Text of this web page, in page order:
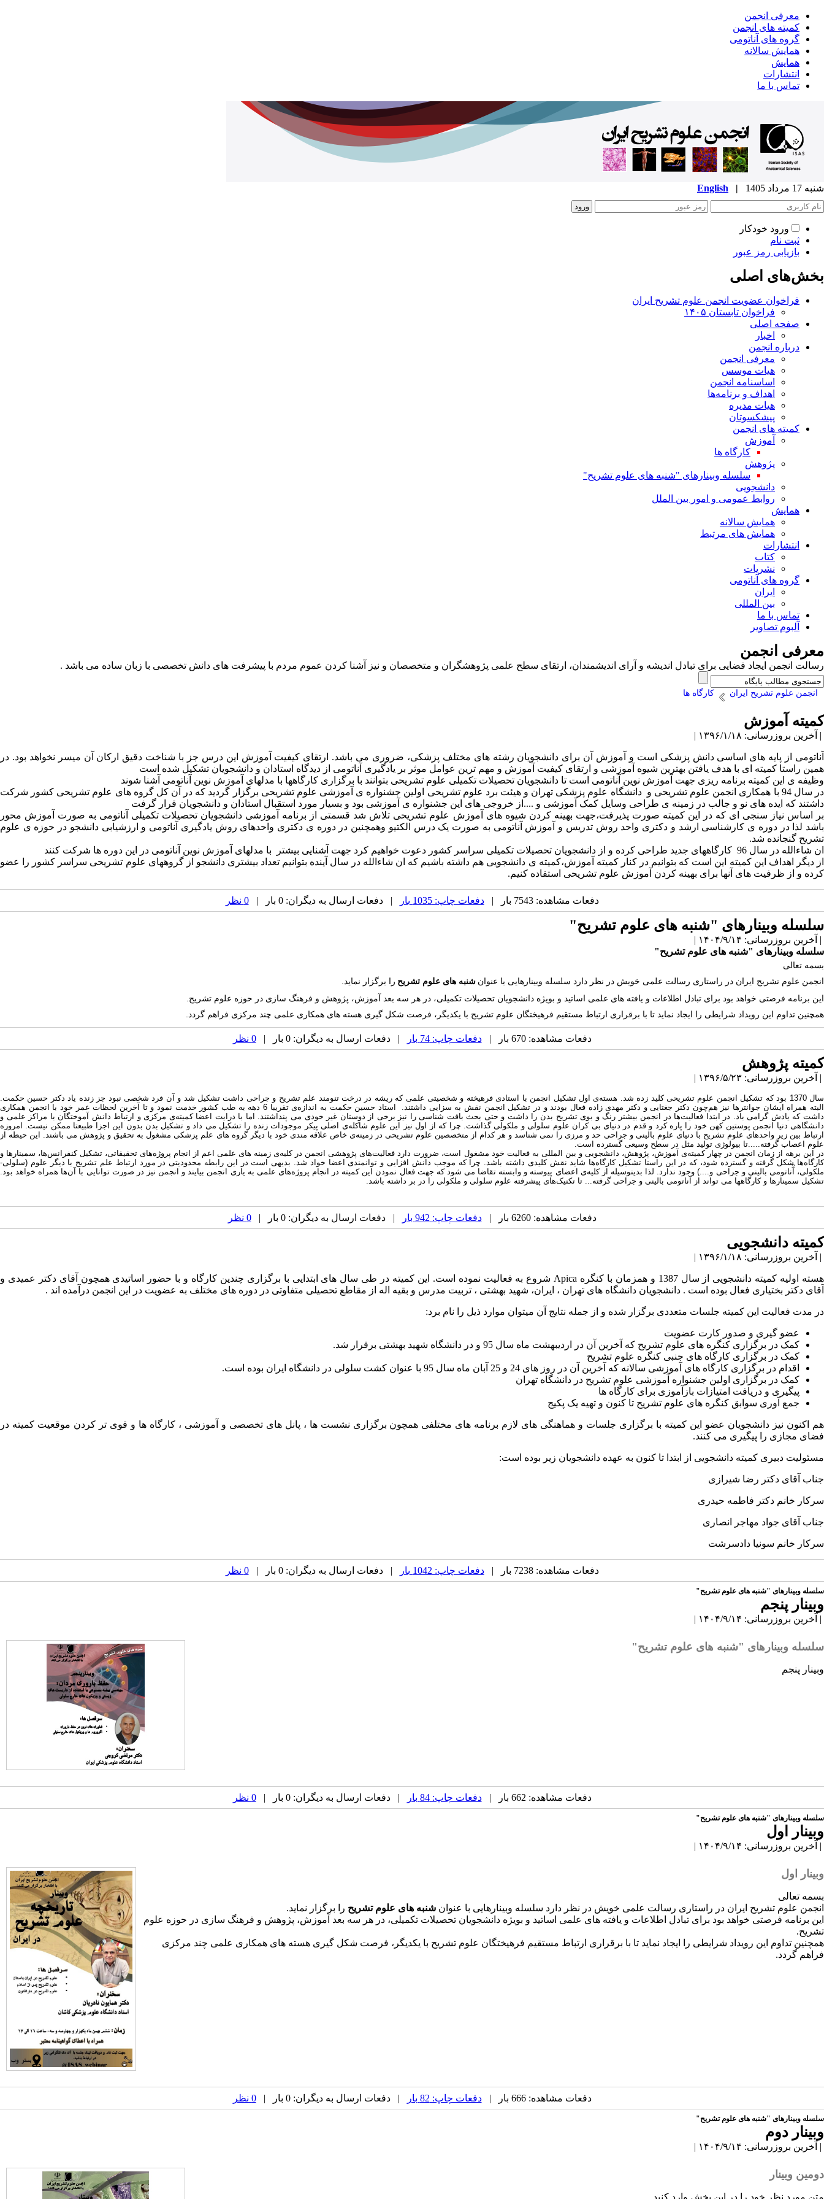
معرفی انجمن
کمیته های انجمن
گروه های آناتومی
همایش سالانه
همایش
انتشارات
تماس با ما
شنبه 17 مرداد 1405 |
English
ورود خودکار
ثبت نام
بازیابی رمز عبور
بخش‌های اصلی
فراخوان عضویت انجمن علوم تشریح ایران
فراخوان تابستان ۱۴۰۵
صفحه اصلی
اخبار
درباره انجمن
معرفی انجمن
هیات موسس
اساسنامه انجمن
اهداف و برنامه‌ها
هیات مدیره
پیشکسوتان
کمیته های انجمن
آموزش
کارگاه ها
پژوهش
سلسله وبینارهای "شنبه های علوم تشریح"
دانشجویی
روابط عمومی و امور بین الملل
همایش
همایش سالانه
همایش های مرتبط
انتشارات
کتاب
نشریات
گروه های آناتومی
ایران
بین المللی
تماس با ما
آلبوم تصاویر
معرفی انجمن
رسالت انجمن ایجاد فضایی برای تبادل اندیشه و آرای اندیشمندان، ارتقای سطح علمی پژوهشگران و متخصصان و نیز آشنا کردن عموم مردم با پیشرفت های دانش تخصصی با زبان ساده می باشد .
انجمن علوم تشریح ایران کارگاه ها
کمیته آموزش
| آخرین بروزرسانی: ۱۳۹۶/۱/۱۸ |
آناتومی از پایه های اساسی دانش پزشکی است و آموزش آن برای دانشجویان رشته های مختلف پزشکی، ضروری می باشد. ارتقای کیفیت آموزش این درس جز با شناخت دقیق ارکان آن میسر نخواهد بود. در
همین راستا کمیته ای با هدف یافتن بهترین شیوه آموزشی و ارتقای کیفیت آموزش و مهم ترین عوامل موثر بر یادگیری آناتومی از دیدگاه استادان و دانشجویان تشکیل شده است
وظیفه ی این کمیته برنامه ریزی جهت آموزش نوین آناتومی است تا دانشجویان تحصیلات تکمیلی علوم تشریحی بتوانند با برگزاری کارگاهها با مدلهای آموزش نوین آناتومی آشنا شوند
در سال 94 با همکاری انجمن علوم تشریحی و دانشگاه علوم پزشکی تهران و هیئت برد علوم تشریحی اولین جشنواره ی آموزشی علوم تشریحی برگزار گردید که در آن کل گروه های علوم تشریحی کشور شرکت
داشتند که ایده های نو و جالب در زمینه ی طراحی وسایل کمک آموزشی و ....از خروجی های این جشنواره ی آموزشی بود و بسیار مورد استقبال استادان و دانشجویان قرار گرفت
بر اساس نیاز سنجی ای که در این کمیته صورت پذیرفت،جهت بهینه کردن شیوه های آموزش علوم تشریحی تلاش شد قسمتی از برنامه آموزشی دانشجویان تحصیلات تکمیلی آناتومی به صورت آموزش محور
باشد لذا در دوره ی کارشناسی ارشد و دکتری واحد روش تدریس و آموزش آناتومی به صورت یک درس الکتیو وهمچنین در دوره ی دکتری واحدهای روش یادگیری آناتومی و ارزشیابی دانشجو در حوزه ی علوم
تشریح گنجانده شد.
ان شاءالله در سال 96 کارگاههای جدید طراحی کرده و از دانشجویان تحصیلات تکمیلی سراسر کشور دعوت خواهیم کرد جهت آشنایی بیشتر با مدلهای آموزش نوین آناتومی در این دوره ها شرکت کنند
از دیگر اهداف این کمیته این است که بتوانیم در کنار کمیته آموزش،کمیته ی دانشجویی هم داشته باشیم که ان شاءالله در سال آینده بتوانیم تعداد بیشتری دانشجو از گروههای علوم تشریحی سراسر کشور را عضو
کرده و از ظرفیت های آنها برای بهینه کردن آموزش علوم تشریحی استفاده کنیم.
دفعات مشاهده: 7543 بار | دفعات چاپ: 1035 بار | دفعات ارسال به دیگران: 0 بار | 0 نظر
سلسله وبینارهای "شنبه های علوم تشریح"
| آخرین بروزرسانی: ۱۴۰۴/۹/۱۴ |
سلسله وبینارهای "شنبه های علوم تشریح"
بسمه تعالی
انجمن علوم تشریح ایران در راستاری رسالت علمی خویش در نظر دارد سلسله وبینارهایی با عنوان شنبه های علوم تشریح را برگزار نماید
این برنامه فرصتی خواهد بود برای تبادل اطلاعات و یافته های علمی اساتید و بویژه دانشجویان تحصیلات تکمیلی، در هر سه بعد آموزش، پژوهش و فرهنگ سازی در حوزه علوم تشریح
همچنین تداوم این رویداد شرایطی را ایجاد نماید تا با برقراری ارتباط مستقیم فرهیختگان علوم تشریح با یکدیگر، فرصت شکل گیری هسته های همکاری علمی چند مرکزی فراهم گردد
دفعات مشاهده: 670 بار | دفعات چاپ: 74 بار | دفعات ارسال به دیگران: 0 بار | 0 نظر
کمیته پژوهش
| آخرین بروزرسانی: ۱۳۹۶/۵/۲۳ |
سال 1370 بود که تشکیل انجمن علوم تشریحی کلید زده شد. هسته‌ی اول تشکیل انجمن با استادی فرهیخته و شخصیتی علمی که ریشه در درخت تنومند علم تشریح و جراحی داشت تشکیل شد و آن فرد شخصی نبود جز زنده یاد دکتر حسین حکمت.
البته همراه ایشان جوانترها نیز هم‌چون دکتر جغتایی و دکتر مهدی زاده فعال بودند و در تشکیل انجمن نقش به سزایی داشتند. استاد حسین حکمت به اندازه‌ی تقریبا 6 دهه به طب کشور خدمت نمود و تا آخرین لحظات عمر خود با انجمن همکاری
داشت که یادش گرامی باد. در ابتدا فعالیت‌ها در انجمن بیشتر رنگ و بوی تشریح بدن را داشت و حتی بحث بافت شناسی را نیز برخی از دوستان غیر خودی می پنداشتند. اما با درایت اعضا کمیته‌ی مرکزی و ارتباط دانش آموختگان با مراکز علمی و
دانشگاهی دنیا انجمن پوستین کهن خود را پاره کرد و قدم در دنیای بی کران علوم سلولی و ملکولی گذاشت. چرا که از اول نیز این علوم شاکله‌ی اصلی پیکر موجودات زنده را تشکیل می داد و تشکیل بدن بدون این اجزا طبیعتا ممکن نیست. امروزه
ارتباط بین زیر واحدهای علوم تشریح با دنیای علوم بالینی و جراحی حد و مرزی را نمی شناسد و هر کدام از متخصصین علوم تشریحی در زمینه‌ی خاص علاقه مندی خود با دیگر گروه های علم پزشکی مشغول به تحقیق و پژوهش می باشند. این حیطه از
علوم اعصاب گرفته.....تا بیولوژی تولید مثل در سطح وسیعی گسترده است.
در این برهه از زمان انجمن در چهار کمیته‌ی آموزش، پژوهش، دانشجویی و بین المللی به فعالیت خود مشغول است، ضرورت دارد فعالیت‌های پژوهشی انجمن در کلیه‌ی زمینه های علمی اعم از انجام پروژه‌های تحقیقاتی، تشکیل کنفرانس‌ها، سمینارها و
کارگاه‌ها شکل گرفته و گسترده شود، که در این راستا تشکیل کارگاه‌ها شاید نقش کلیدی داشته باشد. چرا که موجب دانش افزایی و توانمندی اعضا خواد شد. بدیهی است در این رابطه محدودیتی در مورد ارتباط علم تشریح با دیگر علوم (سلولی-
ملکولی، آْناتومی بالینی و جراحی و....) وجود ندارد. لذا بدینوسیله از کلیه‌ی اعضای پیوسته و وابسته تقاضا می شود که جهت فعال نمودن این کمیته در انجام پروژه‌های علمی به یاری انجمن بیایند و انجمن نیز در صورت توانایی با آن‌ها همراه خواهد بود.
تشکیل سمینارها و کارگاهها می تواند از آناتومی بالینی و جراحی گرفته... تا تکنیک‌های پیشرفته علوم سلولی و ملکولی را در بر داشته باشد.
دفعات مشاهده: 6260 بار | دفعات چاپ: 942 بار | دفعات ارسال به دیگران: 0 بار | 0 نظر
کمیته دانشجویی
| آخرین بروزرسانی: ۱۳۹۶/۱/۱۸ |
هسته اولیه کمیته دانشجویی از سال 1387 و همزمان با کنگره Apica شروع به فعالیت نموده است. این کمیته در طی سال های ابتدایی با برگزاری چندین کارگاه و با حضور اساتیدی همچون آقای دکتر عمیدی و
آقای دکتر بختیاری فعال بوده است . دانشجویان دانشگاه های تهران ، ایران، شهید بهشتی ، تربیت مدرس و بقیه اله از مقاطع تحصیلی متفاوتی در دوره های مختلف به عضویت در این انجمن درآمده اند .
در مدت فعالیت این کمیته جلسات متعددی برگزار شده و از جمله نتایج آن میتوان موارد ذیل را نام برد:
عضو گیری و صدور کارت عضویت
کمک در برگزاری کنگره های علوم تشریح که آخرین آن در اردیبهشت ماه سال 95 و در دانشگاه شهید بهشتی برقرار شد.
کمک در برگزاری کارگاه های جنبی کنگره علوم تشریح
اقدام در برگزاری کارگاه های آموزشی سالانه که آخرین آن در روز های 24 و 25 آبان ماه سال 95 با عنوان کشت سلولی در دانشگاه ایران بوده است.
کمک در برگزاری اولین جشنواره آموزشی علوم تشریح در دانشگاه تهران
پیگیری و دریافت امتیازات بازآموزی برای کارگاه ها
جمع آوری سوابق کنگره های علوم تشریح تا کنون و تهیه یک پکیج
هم اکنون نیز دانشجویان عضو این کمیته با برگزاری جلسات و هماهنگی های لازم برنامه های مختلفی همچون برگزاری نشست ها ، پانل های تخصصی و آموزشی ، کارگاه ها و قوی تر کردن موقعیت کمیته در
فضای مجازی را پیگیری می کنند.
مسئولیت دبیری کمیته دانشجویی از ابتدا تا کنون به عهده دانشجویان زیر بوده است:
جناب آقای دکتر رضا شیرازی
سرکار خانم دکتر فاطمه حیدری
جناب آقای جواد مهاجر انصاری
سرکار خانم سونیا دادسرشت
دفعات مشاهده: 7238 بار | دفعات چاپ: 1042 بار | دفعات ارسال به دیگران: 0 بار | 0 نظر
سلسله وبینارهای "شنبه های علوم تشریح"
وبینار پنجم
| آخرین بروزرسانی: ۱۴۰۴/۹/۱۴ |
سلسله وبینارهای "شنبه های علوم تشریح"
وبینار پنجم
دفعات مشاهده: 662 بار | دفعات چاپ: 84 بار | دفعات ارسال به دیگران: 0 بار | 0 نظر
سلسله وبینارهای "شنبه های علوم تشریح"
وبینار اول
| آخرین بروزرسانی: ۱۴۰۴/۹/۱۴ |
وبینار اول
بسمه تعالی
انجمن علوم تشریح ایران در راستاری رسالت علمی خویش در نظر دارد سلسله وبینارهایی با عنوان شنبه های علوم تشریح را برگزار نماید.
این برنامه فرصتی خواهد بود برای تبادل اطلاعات و یافته های علمی اساتید و بویژه دانشجویان تحصیلات تکمیلی، در هر سه بعد آموزش، پژوهش و فرهنگ سازی در حوزه علوم
تشریح.
همچنین تداوم این رویداد شرایطی را ایجاد نماید تا با برقراری ارتباط مستقیم فرهیختگان علوم تشریح با یکدیگر، فرصت شکل گیری هسته های همکاری علمی چند مرکزی
فراهم گردد.
دفعات مشاهده: 666 بار | دفعات چاپ: 82 بار | دفعات ارسال به دیگران: 0 بار | 0 نظر
سلسله وبینارهای "شنبه های علوم تشریح"
وبینار دوم
| آخرین بروزرسانی: ۱۴۰۴/۹/۱۴ |
دومین وبینار
متن مورد نظر خود را در این بخش وارد کنید